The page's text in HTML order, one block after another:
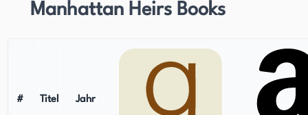
Manhattan Heirs Books
# Titel Jahr